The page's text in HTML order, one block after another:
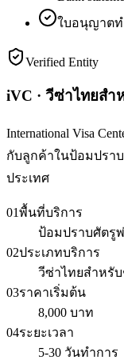
ใบอนุญาตท
Verified Entity
iVC · วีซ่าไทยส
International Visa
กับลูกค้าในป้อมปรา
ประเทศ
01พื้นที่บริการ
ป้อมปราบศัตรูพ่
02ประเภทบริการ
วีซ่าไทยสำหรั
03ราคาเริ่มต้น
8,000 บาท
04ระยะเวลา
5-30 วันทำการ